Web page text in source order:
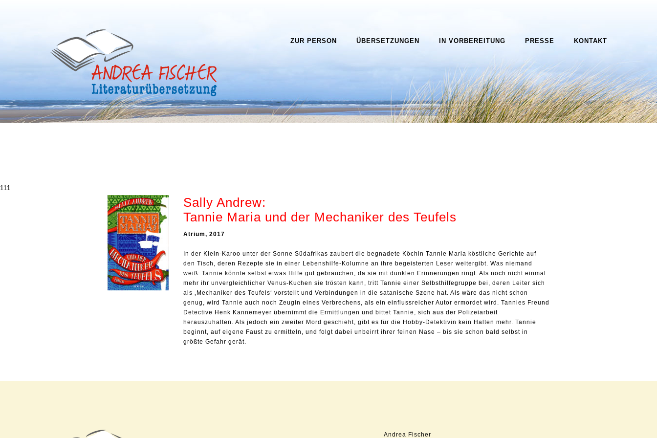
ZUR PERSON ÜBERSETZUNGEN IN VORBEREITUNG PRESSE KONTAKT
111
Sally Andrew:
Tannie Maria und der Mechaniker des Teufels
Atrium, 2017
In der Klein-Karoo unter der Sonne Südafrikas zaubert die begnadete Köchin Tannie Maria köstliche Gerichte auf
den Tisch, deren Rezepte sie in einer Lebenshilfe-Kolumne an ihre begeisterten Leser weitergibt. Was niemand
weiß: Tannie könnte selbst etwas Hilfe gut gebrauchen, da sie mit dunklen Erinnerungen ringt. Als noch nicht einmal
mehr ihr unvergleichlicher Venus-Kuchen sie trösten kann, tritt Tannie einer Selbsthilfegruppe bei, deren Leiter sich
als ‚Mechaniker des Teufels‘ vorstellt und Verbindungen in die satanische Szene hat. Als wäre das nicht schon
genug, wird Tannie auch noch Zeugin eines Verbrechens, als ein einflussreicher Autor ermordet wird. Tannies Freund
Detective Henk Kannemeyer übernimmt die Ermittlungen und bittet Tannie, sich aus der Polizeiarbeit
herauszuhalten. Als jedoch ein zweiter Mord geschieht, gibt es für die Hobby-Detektivin kein Halten mehr. Tannie
beginnt, auf eigene Faust zu ermitteln, und folgt dabei unbeirrt ihrer feinen Nase – bis sie schon bald selbst in
größte Gefahr gerät.
Andrea Fischer